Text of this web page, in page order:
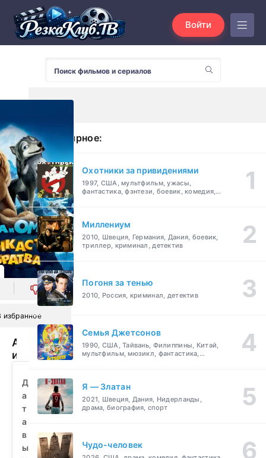
Войти
0
избранное
Альфа
и
Клыкастая
братва
(2010)
смотреть
бесплатно
Д
а
т
а
в
ы
Популярное:
Охотники за привидениями
1997, США, мультфильм, ужасы,
фантастика, фэнтези, боевик, комедия,
Миллениум
2010, Швеция, Германия, Дания, боевик,
триллер, криминал, детектив
Погоня за тенью
2010, Россия, криминал, детектив
Семья Джетсонов
1990, США, Тайвань, Филиппины, Китай,
мультфильм, мюзикл, фантастика,
Я — Златан
2021, Швеция, Дания, Нидерланды,
драма, биография, спорт
Чудо-человек